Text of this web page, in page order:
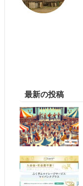
最新の投稿